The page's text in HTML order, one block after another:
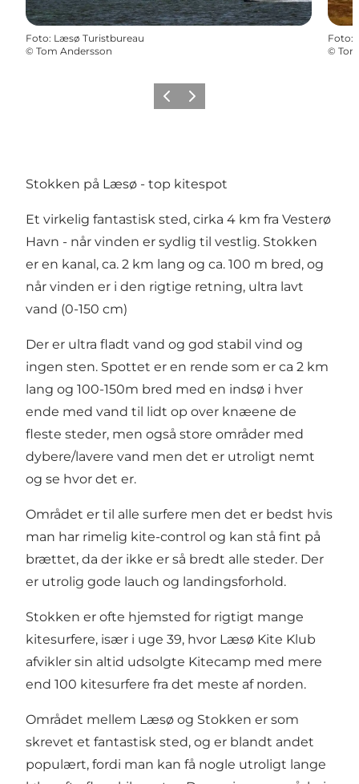
Foto: Læsø Turistbureau
© Tom Andersson
Foto:
©
Forrige billede
Næste billede
Stokken på Læsø - top kitespot
Et virkelig fantastisk sted, cirka 4 km fra Vesterø
Havn - når vinden er sydlig til vestlig. Stokken
er en kanal, ca. 2 km lang og ca. 100 m bred, og
når vinden er i den rigtige retning, ultra lavt
vand (0-150 cm)
Der er ultra fladt vand og god stabil vind og
ingen sten. Spottet er en rende som er ca 2 km
lang og 100-150m bred med en indsø i hver
ende med vand til lidt op over knæene de
fleste steder, men også store områder med
dybere/lavere vand men det er utroligt nemt
og se hvor det er.
Området er til alle surfere men det er bedst hvis
man har rimelig kite-control og kan stå fint på
brættet, da der ikke er så bredt alle steder. Der
er utrolig gode lauch og landingsforhold.
Stokken er ofte hjemsted for rigtigt mange
kitesurfere, især i uge 39, hvor Læsø Kite Klub
afvikler sin altid udsolgte Kitecamp med mere
end 100 kitesurfere fra det meste af norden.
Området mellem Læsø og Stokken er som
skrevet et fantastisk sted, og er blandt andet
populært, fordi man kan få nogle utroligt lange